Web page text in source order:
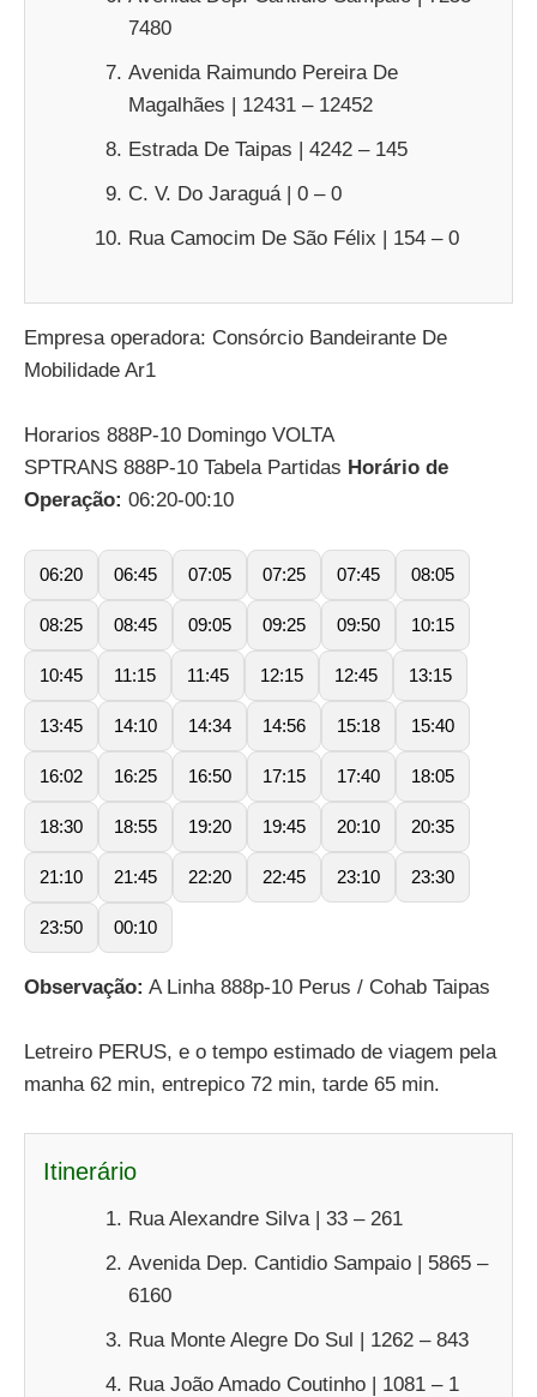
7480
Avenida Raimundo Pereira De
Magalhães | 12431 – 12452
Estrada De Taipas | 4242 – 145
C. V. Do Jaraguá | 0 – 0
Rua Camocim De São Félix | 154 – 0
Empresa operadora: Consórcio Bandeirante De
Mobilidade Ar1
Horarios 888P-10 Domingo VOLTA
SPTRANS 888P-10 Tabela Partidas Horário de
Operação: 06:20-00:10
06:20 06:45 07:05 07:25 07:45 08:05
08:25 08:45 09:05 09:25 09:50 10:15
10:45 11:15 11:45 12:15 12:45 13:15
13:45 14:10 14:34 14:56 15:18 15:40
16:02 16:25 16:50 17:15 17:40 18:05
18:30 18:55 19:20 19:45 20:10 20:35
21:10 21:45 22:20 22:45 23:10 23:30
23:50 00:10
Observação: A Linha 888p-10 Perus / Cohab Taipas
Letreiro PERUS, e o tempo estimado de viagem pela
manha 62 min, entrepico 72 min, tarde 65 min.
Itinerário
Rua Alexandre Silva | 33 – 261
Avenida Dep. Cantidio Sampaio | 5865 –
6160
Rua Monte Alegre Do Sul | 1262 – 843
Rua João Amado Coutinho | 1081 – 1